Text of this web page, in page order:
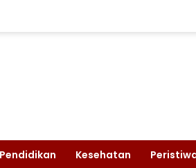
Pendidikan Kesehatan